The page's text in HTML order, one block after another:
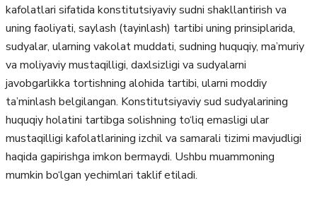
kafolatlari sifatida konstitutsiyaviy sudni shakllantirish va
uning faoliyati, saylash (tayinlash) tartibi uning prinsiplarida,
sudyalar, ularning vakolat muddati, sudning huquqiy, ma’muriy
va moliyaviy mustaqilligi, daxlsizligi va sudyalarni
javobgarlikka tortishning alohida tartibi, ularni moddiy
ta’minlash belgilangan. Konstitutsiyaviy sud sudyalarining
huquqiy holatini tartibga solishning to‘liq emasligi ular
mustaqilligi kafolatlarining izchil va samarali tizimi mavjudligi
haqida gapirishga imkon bermaydi. Ushbu muammoning
mumkin bo‘lgan yechimlari taklif etiladi.